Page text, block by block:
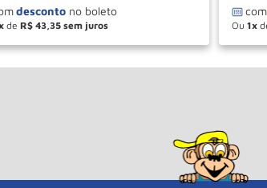
de R$ 43,35
＋ COMPRAR
Ou 1
－